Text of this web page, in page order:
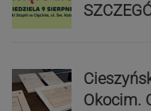
Okocim.